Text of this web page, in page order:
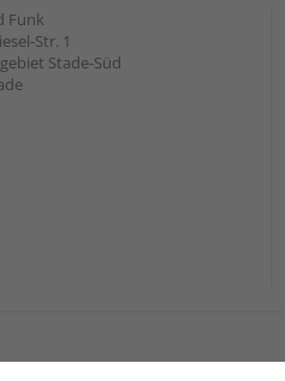
Funk
Str. 1
Stade-Süd